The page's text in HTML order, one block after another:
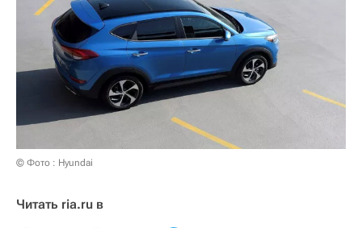
© Фото : Hyundai
Читать ria.ru в